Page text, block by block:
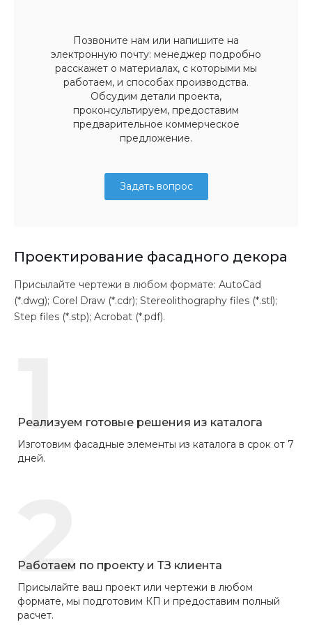
Позвоните нам или напишите на
электронную почту: менеджер подробно
расскажет о материалах, с которыми мы
работаем, и способах производства.
Обсудим детали проекта,
проконсультируем, предоставим
предварительное коммерческое
предложение.
Задать вопрос
Проектирование фасадного декора
Присылайте чертежи в любом формате: AutoCad
(*.dwg); Corel Draw (*.cdr); Stereolithography files (*.stl);
Step files (*.stp); Acrobat (*.pdf).
1
Реализуем готовые решения из каталога
Изготовим фасадные элементы из каталога в срок от 7
дней.
2
Работаем по проекту и ТЗ клиента
Присылайте ваш проект или чертежи в любом
формате, мы подготовим КП и предоставим полный
расчет.